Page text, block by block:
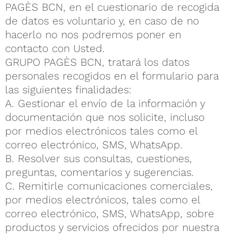
PAGÈS BCN, en el cuestionario de recogida
de datos es voluntario y, en caso de no
hacerlo no nos podremos poner en
contacto con Usted.
GRUPO PAGÈS BCN, tratará los datos
personales recogidos en el formulario para
las siguientes finalidades:
A. Gestionar el envío de la información y
documentación que nos solicite, incluso
por medios electrónicos tales como el
correo electrónico, SMS, WhatsApp.
B. Resolver sus consultas, cuestiones,
preguntas, comentarios y sugerencias.
C. Remitirle comunicaciones comerciales,
por medios electrónicos, tales como el
correo electrónico, SMS, WhatsApp, sobre
productos y servicios ofrecidos por nuestra